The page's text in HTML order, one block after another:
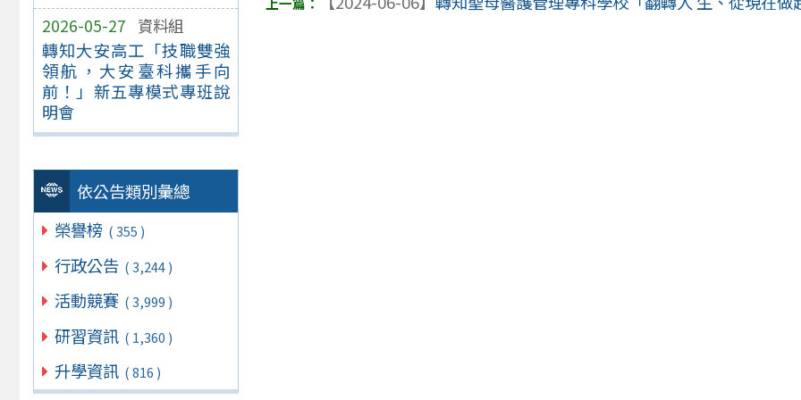
2026-05-27 資料組
轉知大安高工「技職雙強
領航，大安臺科攜手向
前！」新五專模式專班說
明會
依公告類別彙總
榮譽榜 ( 355 )
行政公告 ( 3,244 )
活動競賽 ( 3,999 )
研習資訊 ( 1,360 )
升學資訊 ( 816 )